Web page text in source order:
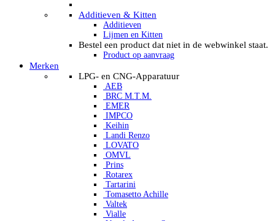
Additieven & Kitten
Additieven
Lijmen en Kitten
Bestel een product dat niet in de webwinkel staat.
Product op aanvraag
Merken
LPG- en CNG-Apparatuur
AEB
BRC M.T.M.
EMER
IMPCO
Keihin
Landi Renzo
LOVATO
OMVL
Prins
Rotarex
Tartarini
Tomasetto Achille
Valtek
Vialle